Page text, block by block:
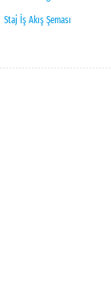
Staj İş Akış Şeması